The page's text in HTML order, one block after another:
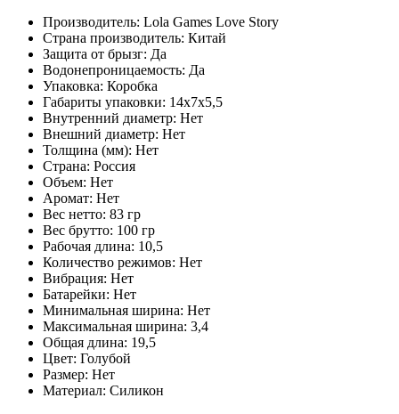
Производитель: Lola Games Love Story
Страна производитель: Китай
Защита от брызг: Да
Водонепроницаемость: Да
Упаковка: Коробка
Габариты упаковки: 14х7х5,5
Внутренний диаметр: Нет
Внешний диаметр: Нет
Толщина (мм): Нет
Страна: Россия
Объем: Нет
Аромат: Нет
Веc нетто: 83 гр
Веc брутто: 100 гр
Рабочая длина: 10,5
Количество режимов: Нет
Вибрация: Нет
Батарейки: Нет
Минимальная ширина: Нет
Максимальная ширина: 3,4
Общая длина: 19,5
Цвет: Голубой
Размер: Нет
Материал: Cиликон